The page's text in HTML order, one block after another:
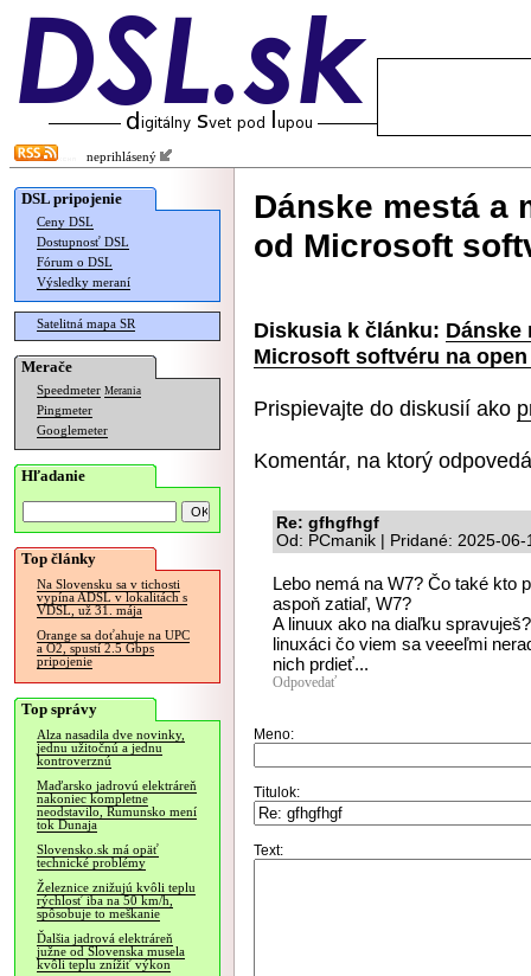
neprihlásený
DSL pripojenie
Ceny DSL
Dostupnosť DSL
Fórum o DSL
Výsledky meraní
Satelitná mapa SR
Merače
Speedmeter Merania
Pingmeter
Googlemeter
Hľadanie
Top články
Na Slovensku sa v tichosti
vypína ADSL v lokalitách s
VDSL, už 31. mája
Orange sa doťahuje na UPC
a O2, spustí 2.5 Gbps
pripojenie
Top správy
Alza nasadila dve novinky,
jednu užitočnú a jednu
kontroverznú
Maďarsko jadrovú elektráreň
nakoniec kompletne
neodstavilo, Rumunsko mení
tok Dunaja
Slovensko.sk má opäť
technické problémy
Železnice znižujú kvôli teplu
rýchlosť iba na 50 km/h,
spôsobuje to meškanie
Ďalšia jadrová elektráreň
južne od Slovenska musela
kvôli teplu znížiť výkon
Dánske mestá a
od Microsoft
Diskusia k článku: Dánske
Microsoft softvéru na
Prispievajte do diskusií ako
Komentár, na ktorý
Re: gfhgfhgf
Od: PCmanik | Pridané: 2025-
Lebo nemá na W7? Čo také kto
aspoň zatiaľ, W7?
A linuux ako na diaľku
linuxáci čo viem sa veeeľmi
nich prdieť...
Odpovedať
Meno:
Titulok:
Text: